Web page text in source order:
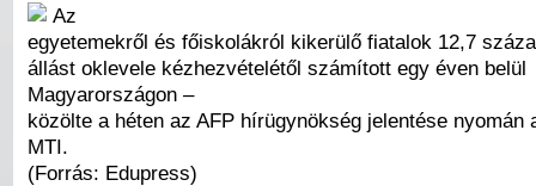
Az
egyetemekről és főiskolákról kikerülő fiatalok 12,7
állást oklevele kézhezvételétől számított egy éven belül
Magyarországon –
közölte a héten az AFP hírügynökség jelentése nyomán
MTI.
(Forrás: Edupress)